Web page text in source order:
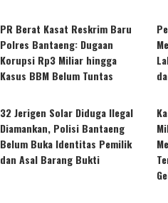
PR Berat Kasat Reskrim Baru
Polres Bantaeng: Dugaan
Korupsi Rp3 Miliar hingga
Kasus BBM Belum Tuntas
32 Jerigen Solar Diduga Ilegal
Diamankan, Polisi Bantaeng
Belum Buka Identitas Pemilik
dan Asal Barang Bukti